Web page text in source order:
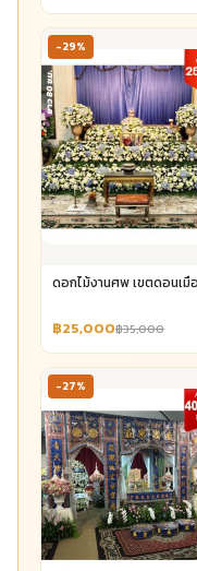
-29%
ดอกไม้งานศพ เขตดอนเมื
฿25,000฿35,000
-27%